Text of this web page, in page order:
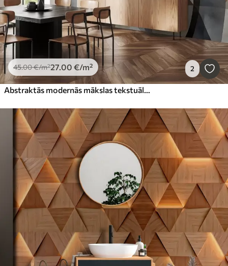
45.00€/m²27.00 €/m² 2
Abstraktās modernās mākslas tekstuālās ģeometriskās formas brūnā, pelēkā un bēšā tonī